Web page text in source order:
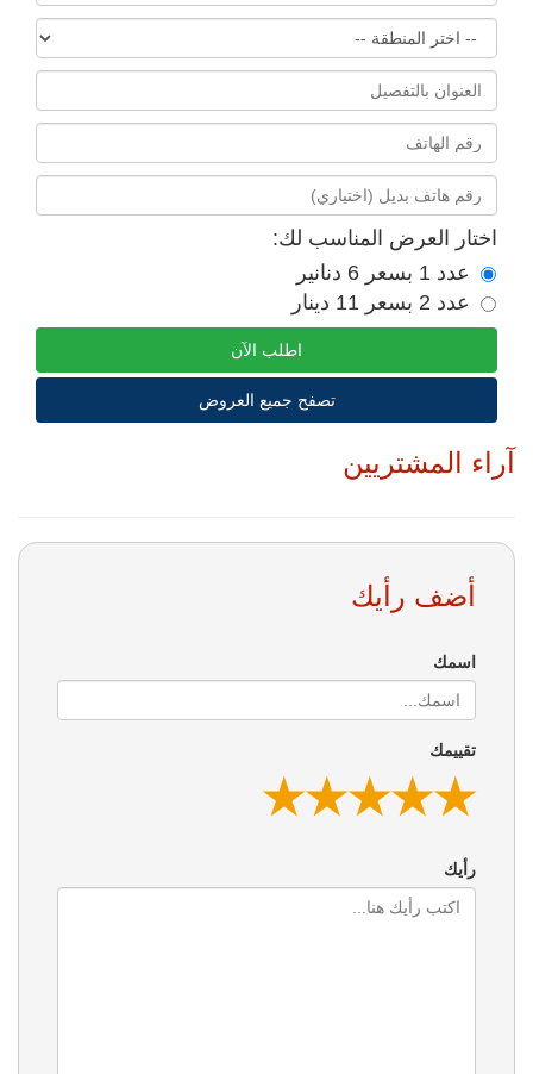
اختار العرض المناسب لك:
عدد 1 بسعر 6 دنانير
عدد 2 بسعر 11 دينار
اطلب الآن
تصفح جميع العروض
آراء المشتريين
أضف رأيك
اسمك
تقييمك
★
★
★★
★
★ ★
★
★
★ ★
★
★
★
★
رأيك